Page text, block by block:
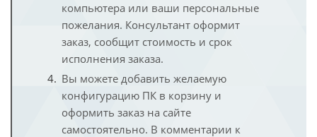
компьютера или ваши персональные
пожелания. Консультант оформит
заказ, сообщит стоимость и срок
исполнения заказа.
Вы можете добавить желаемую
конфигурацию ПК в корзину и
оформить заказ на сайте
самостоятельно. В комментарии к